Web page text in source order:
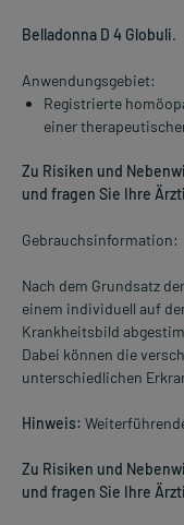
Belladonna D 4 Globuli.
Anwendungsgebiet:
Registrierte
einer
Zu Risiken und
und fragen Sie Ihre
Gebrauchsinformation:
Nach dem Grundsatz
einem individuell auf
Krankheitsbild
Dabei können die
unterschiedlichen
Hinweis:
Zu Risiken und
und fragen Sie Ihre